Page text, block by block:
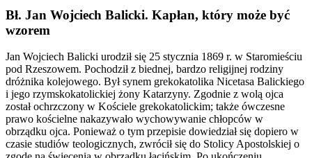
Bł. Jan Wojciech Balicki. Kapłan, który może być
wzorem
Jan Wojciech Balicki urodził się 25 stycznia 1869 r. w Staromieściu
pod Rzeszowem. Pochodził z biednej, bardzo religijnej rodziny
dróżnika kolejowego. Był synem grekokatolika Nicetasa Balickiego
i jego rzymskokatolickiej żony Katarzyny. Zgodnie z wolą ojca
został ochrzczony w Kościele grekokatolickim; także ówczesne
prawo kościelne nakazywało wychowywanie chłopców w
obrządku ojca. Ponieważ o tym przepisie dowiedział się dopiero w
czasie studiów teologicznych, zwrócił się do Stolicy Apostolskiej o